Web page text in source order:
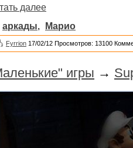
далее
аркады, Марио
Fyrrion 17/02/12 Просмотров: 13100
игры →